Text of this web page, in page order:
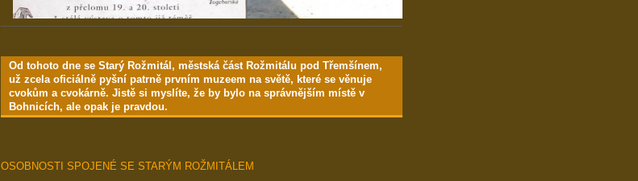
Od tohoto dne se Starý Rožmitál, městská část Rožmitálu pod Třemšínem,
už zcela oficiálně pyšní patrně prvním muzeem na světě, které se věnuje
cvokům a cvokárně. Jistě si myslíte, že by bylo na správnějším místě v
Bohnicích, ale opak je pravdou.
OSOBNOSTI SPOJENÉ SE STARÝM ROŽMITÁLEM